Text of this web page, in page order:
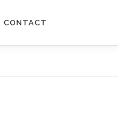
CONTACT